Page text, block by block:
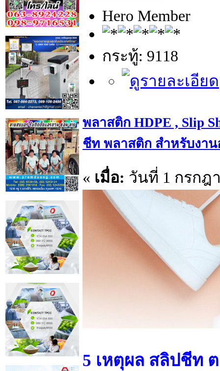
Hero Member
กระทู้: 9118
พลาสติก HDPE , Slip
ชีท พลาสติก สำหรับงา
« เมื่อ: วันที่ 1 กรกฎ
5 เหตุผล สลิปชีท